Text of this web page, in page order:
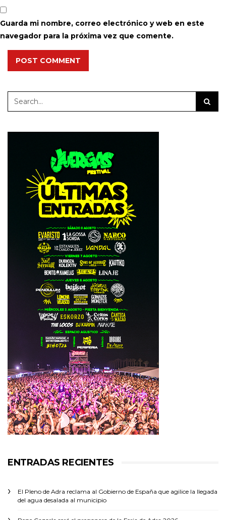
Guarda mi nombre, correo electrónico y web en este
navegador para la próxima vez que comente.
POST COMMENT
ENTRADAS RECIENTES
El Pleno de Adra reclama al Gobierno de España que agilice la llegada
del agua desalada al municipio